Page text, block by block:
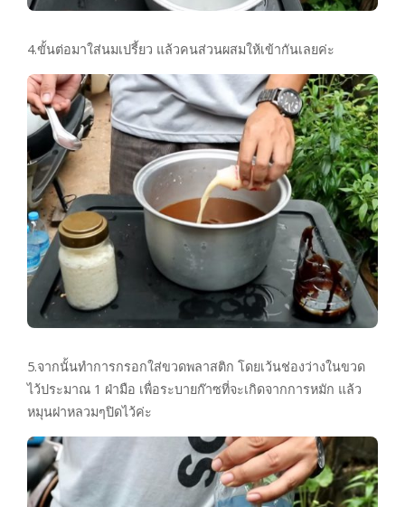
4.ขั้นต่อมาใส่นมเปรี้ยว แล้วคนส่วนผสมให้เข้ากันเลยค่ะ
5.จากนั้นทำการกรอกใส่ขวดพลาสติก โดยเว้นช่องว่างในขวด
ไว้ประมาณ 1 ฝ่ามือ เพื่อระบายก๊าซที่จะเกิดจากการหมัก แล้ว
หมุนฝาหลวมๆปิดไว้ค่ะ